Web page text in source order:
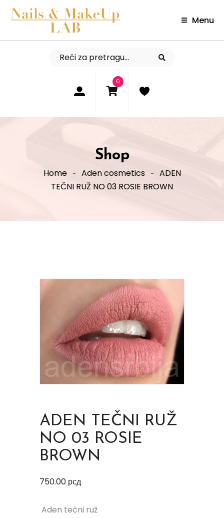
Menu
0
Shop
Home Aden cosmetics
ADEN
TEČNI RUŽ NO 03 ROSIE BROWN
ADEN TEČNI RUŽ
NO 03 ROSIE
BROWN
750.00 рсд
Aden tečni ruž